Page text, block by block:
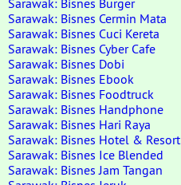
Sarawak: Bisnes Burger
Sarawak: Bisnes Cermin Mata
Sarawak: Bisnes Cuci Kereta
Sarawak: Bisnes Cyber Cafe
Sarawak: Bisnes Dobi
Sarawak: Bisnes Ebook
Sarawak: Bisnes Foodtruck
Sarawak: Bisnes Handphone
Sarawak: Bisnes Hari Raya
Sarawak: Bisnes Hotel & Resort
Sarawak: Bisnes Ice Blended
Sarawak: Bisnes Jam Tangan